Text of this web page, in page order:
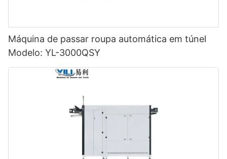
Máquina de passar roupa automática em túnel
Modelo: YL-3000QSY